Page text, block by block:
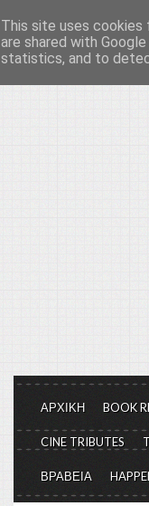
Το
Είμαστε πάντα εδώ
ΑΡΧΙΚΗ BOOK
CINE TRIBUTES
ΒΡΑΒΕΙΑ
This site uses cookies
are shared with
statistics, and to